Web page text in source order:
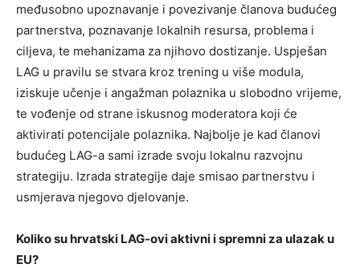
međusobno upoznavanje i povezivanje članova budućeg
partnerstva, poznavanje lokalnih resursa, problema i
ciljeva, te mehanizama za njihovo dostizanje. Uspješan
LAG u pravilu se stvara kroz trening u više modula,
iziskuje učenje i angažman polaznika u slobodno vrijeme,
te vođenje od strane iskusnog moderatora koji će
aktivirati potencijale polaznika. Najbolje je kad članovi
budućeg LAG-a sami izrade svoju lokalnu razvojnu
strategiju. Izrada strategije daje smisao partnerstvu i
usmjerava njegovo djelovanje.
Koliko su hrvatski LAG-ovi aktivni i spremni za ulazak u
EU?